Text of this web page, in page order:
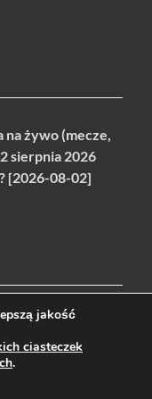
na żywo (mecze,
sierpnia 2026
[2026-08-02]
cyfrowa, Radio,
jakość
ciasteczek
.